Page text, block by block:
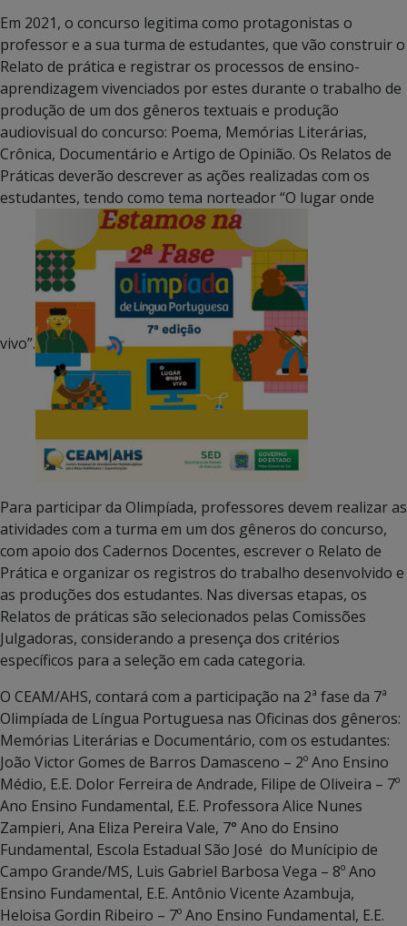
Em 2021, o concurso legitima como protagonistas o
professor e a sua turma de estudantes, que vão construir o
Relato de prática e registrar os processos de ensino-
aprendizagem vivenciados por estes durante o trabalho de
produção de um dos gêneros textuais e produção
audiovisual do concurso: Poema, Memórias Literárias,
Crônica, Documentário e Artigo de Opinião. Os Relatos de
Práticas deverão descrever as ações realizadas com os
estudantes, tendo como tema norteador “O lugar onde
vivo”.
Para participar da Olimpíada, professores devem realizar as
atividades com a turma em um dos gêneros do concurso,
com apoio dos Cadernos Docentes, escrever o Relato de
Prática e organizar os registros do trabalho desenvolvido e
as produções dos estudantes. Nas diversas etapas, os
Relatos de práticas são selecionados pelas Comissões
Julgadoras, considerando a presença dos critérios
específicos para a seleção em cada categoria.
O CEAM/AHS, contará com a participação na 2ª fase da 7ª
Olimpíada de Língua Portuguesa nas Oficinas dos gêneros:
Memórias Literárias e Documentário, com os estudantes:
João Victor Gomes de Barros Damasceno – 2º Ano Ensino
Médio, E.E. Dolor Ferreira de Andrade, Filipe de Oliveira – 7º
Ano Ensino Fundamental, E.E. Professora Alice Nunes
Zampieri, Ana Eliza Pereira Vale, 7° Ano do Ensino
Fundamental, Escola Estadual São José do Munícipio de
Campo Grande/MS, Luis Gabriel Barbosa Vega – 8º Ano
Ensino Fundamental, E.E. Antônio Vicente Azambuja,
Heloisa Gordin Ribeiro – 7º Ano Ensino Fundamental, E.E.